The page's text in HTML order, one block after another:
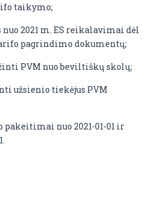
taikymo;
nuo 2021 m. ES reikalavimai dėl
pagrindimo dokumentų;
PVM nuo beviltiškų skolų;
užsienio tiekėjus PVM
pakeitimai nuo 2021-01-01 ir